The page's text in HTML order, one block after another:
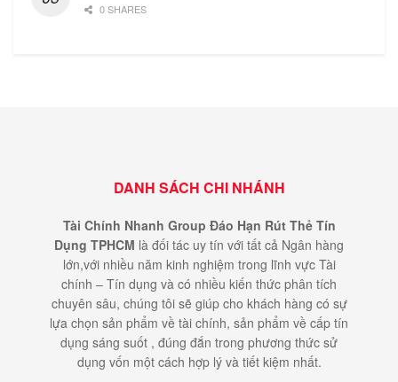
0 SHARES
DANH SÁCH CHI NHÁNH
Tài Chính Nhanh Group Đáo Hạn Rút Thẻ Tín
Dụng TPHCM là đối tác uy tín với tất cả Ngân hàng
lớn,với nhiều năm kinh nghiệm trong lĩnh vực Tài
chính – Tín dụng và có nhiều kiến thức phân tích
chuyên sâu, chúng tôi sẽ giúp cho khách hàng có sự
lựa chọn sản phẩm về tài chính, sản phẩm về cấp tín
dụng sáng suốt , đúng đắn trong phương thức sử
dụng vốn một cách hợp lý và tiết kiệm nhất.